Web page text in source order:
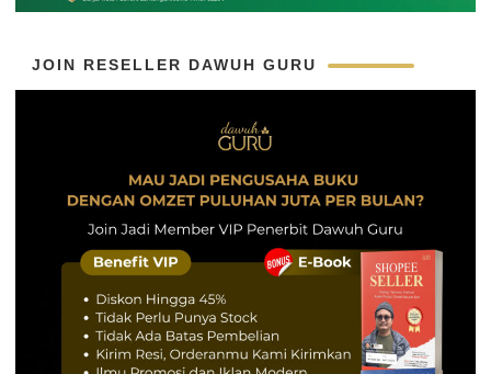
JOIN RESELLER DAWUH GURU